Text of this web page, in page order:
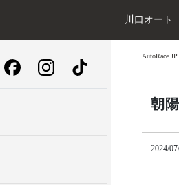
川口オート
AutoRace.JP
朝
2024/